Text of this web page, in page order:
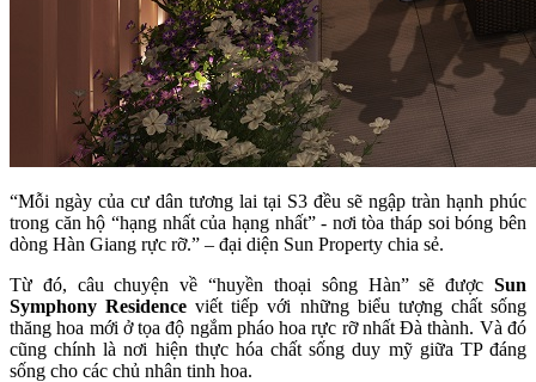
“Mỗi ngày của cư dân tương lai tại S3 đều sẽ ngập tràn hạnh phúc
trong căn hộ “hạng nhất của hạng nhất” - nơi tòa tháp soi bóng bên
dòng Hàn Giang rực rỡ.” – đại diện Sun Property chia sẻ.
Từ đó, câu chuyện về “huyền thoại sông Hàn” sẽ được Sun
Symphony Residence viết tiếp với những biểu tượng chất sống
thăng hoa mới ở tọa độ ngắm pháo hoa rực rỡ nhất Đà thành. Và đó
cũng chính là nơi hiện thực hóa chất sống duy mỹ giữa TP đáng
sống cho các chủ nhân tinh hoa.